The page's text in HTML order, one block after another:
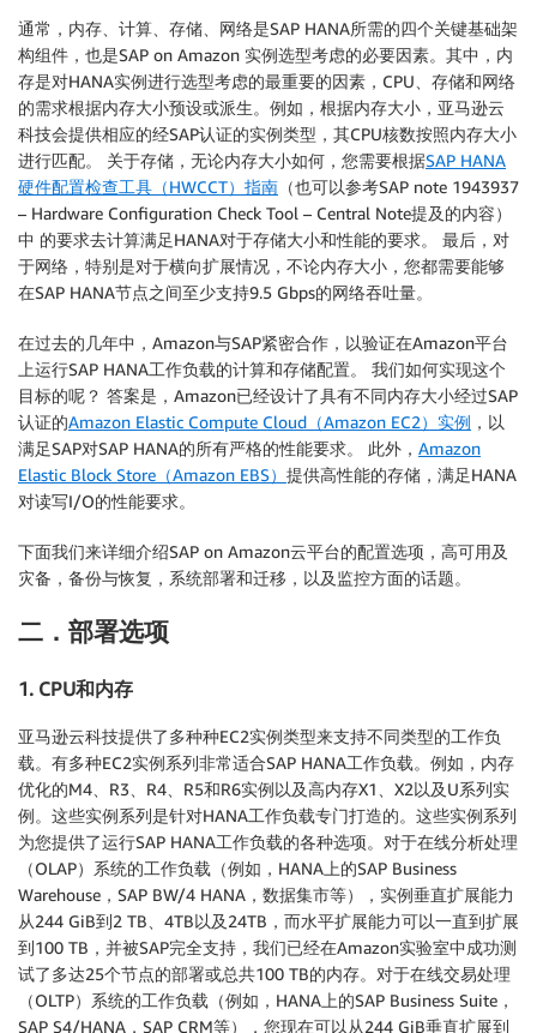
通常，内存、计算、存储、网络是SAP HANA所需的四个关键基础架
构组件，也是SAP on Amazon 实例选型考虑的必要因素。其中，内
存是对HANA实例进行选型考虑的最重要的因素，CPU、存储和网络
的需求根据内存大小预设或派生。例如，根据内存大小，亚马逊云
科技会提供相应的经SAP认证的实例类型，其CPU核数按照内存大小
进行匹配。 关于存储，无论内存大小如何，您需要根据SAP HANA
硬件配置检查工具（HWCCT）指南 （也可以参考SAP note 1943937
– Hardware Configuration Check Tool – Central Note提及的内容）
中 的要求去计算满足HANA对于存储大小和性能的要求。 最后，对
于网络，特别是对于横向扩展情况，不论内存大小，您都需要能够
在SAP HANA节点之间至少支持9.5 Gbps的网络吞吐量。
在过去的几年中，Amazon与SAP紧密合作，以验证在Amazon平台
上运行SAP HANA工作负载的计算和存储配置。 我们如何实现这个
目标的呢？ 答案是，Amazon已经设计了具有不同内存大小经过SAP
认证的Amazon Elastic Compute Cloud（Amazon EC2）实例 ，以
满足SAP对SAP HANA的所有严格的性能要求。 此外， Amazon
Elastic Block Store（Amazon EBS） 提供高性能的存储，满足HANA
对读写I/O的性能要求。
下面我们来详细介绍SAP on Amazon云平台的配置选项，高可用及
灾备，备份与恢复，系统部署和迁移，以及监控方面的话题。
二．部署选项
1. CPU和内存
亚马逊云科技提供了多种种EC2实例类型来支持不同类型的工作负
载。有多种EC2实例系列非常适合SAP HANA工作负载。例如，内存
优化的M4、R3、R4、R5和R6实例以及高内存X1、X2以及U系列实
例。这些实例系列是针对HANA工作负载专门打造的。这些实例系列
为您提供了运行SAP HANA工作负载的各种选项。对于在线分析处理
（OLAP）系统的工作负载（例如，HANA上的SAP Business
Warehouse，SAP BW/4 HANA，数据集市等），实例垂直扩展能力
从244 GiB到2 TB、4TB以及24TB，而水平扩展能力可以一直到扩展
到100 TB，并被SAP完全支持，我们已经在Amazon实验室中成功测
试了多达25个节点的部署或总共100 TB的内存。对于在线交易处理
（OLTP）系统的工作负载（例如，HANA上的SAP Business Suite，
SAP S4/HANA，SAP CRM等），您现在可以从244 GiB垂直扩展到